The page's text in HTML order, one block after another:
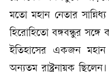
মতো মহান নেতার
হিরোহিতো বঙ্গবন্ধুর
ইতিহাসের একজন মহান
অন্যতম রাষ্ট্রনায়ক